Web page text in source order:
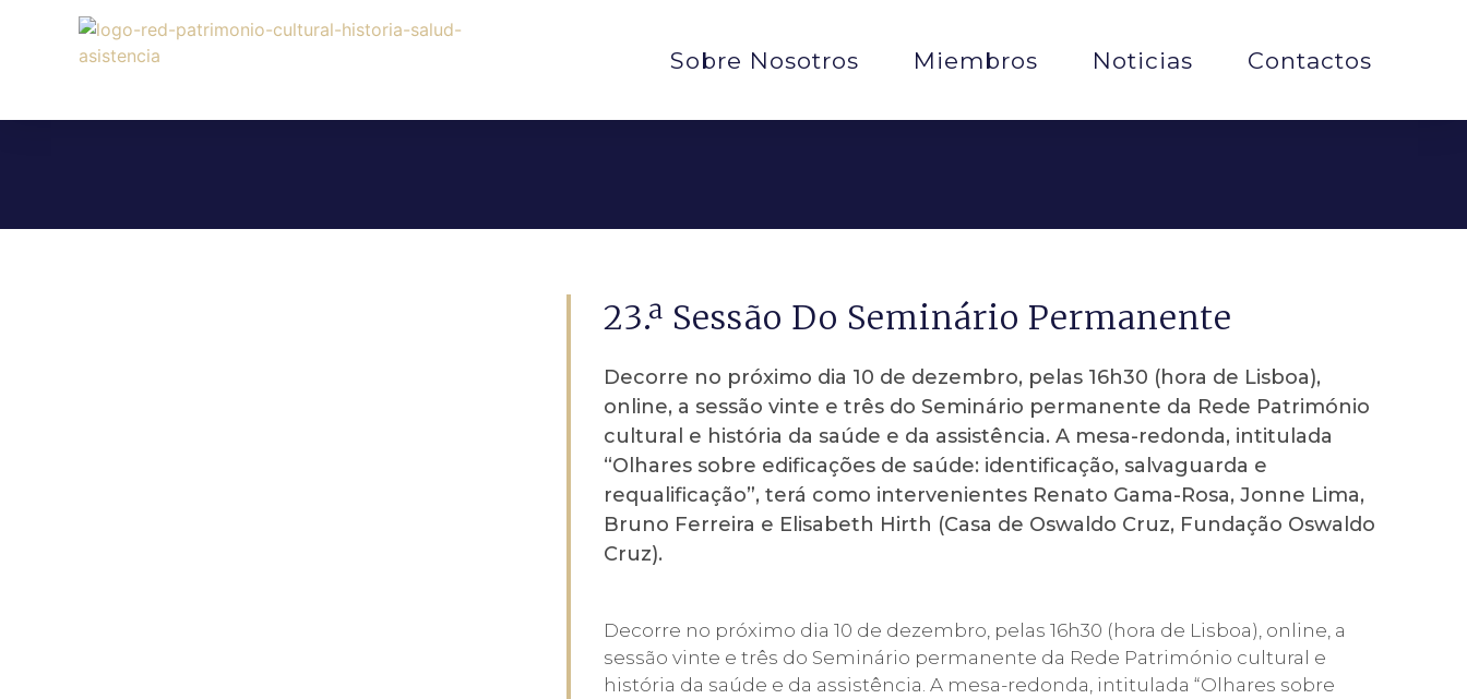
Sobre Nosotros Miembros Noticias Contactos
23.ª Sessão Do Seminário Permanente
Decorre no próximo dia 10 de dezembro, pelas 16h30 (hora de Lisboa),
online, a sessão vinte e três do Seminário permanente da Rede Património
cultural e história da saúde e da assistência. A mesa-redonda, intitulada
“Olhares sobre edificações de saúde: identificação, salvaguarda e
requalificação”, terá como intervenientes Renato Gama-Rosa, Jonne Lima,
Bruno Ferreira e Elisabeth Hirth (Casa de Oswaldo Cruz, Fundação Oswaldo
Cruz).
Decorre no próximo dia 10 de dezembro, pelas 16h30 (hora de Lisboa), online, a
sessão vinte e três do Seminário permanente da Rede Património cultural e
história da saúde e da assistência. A mesa-redonda, intitulada “Olhares sobre